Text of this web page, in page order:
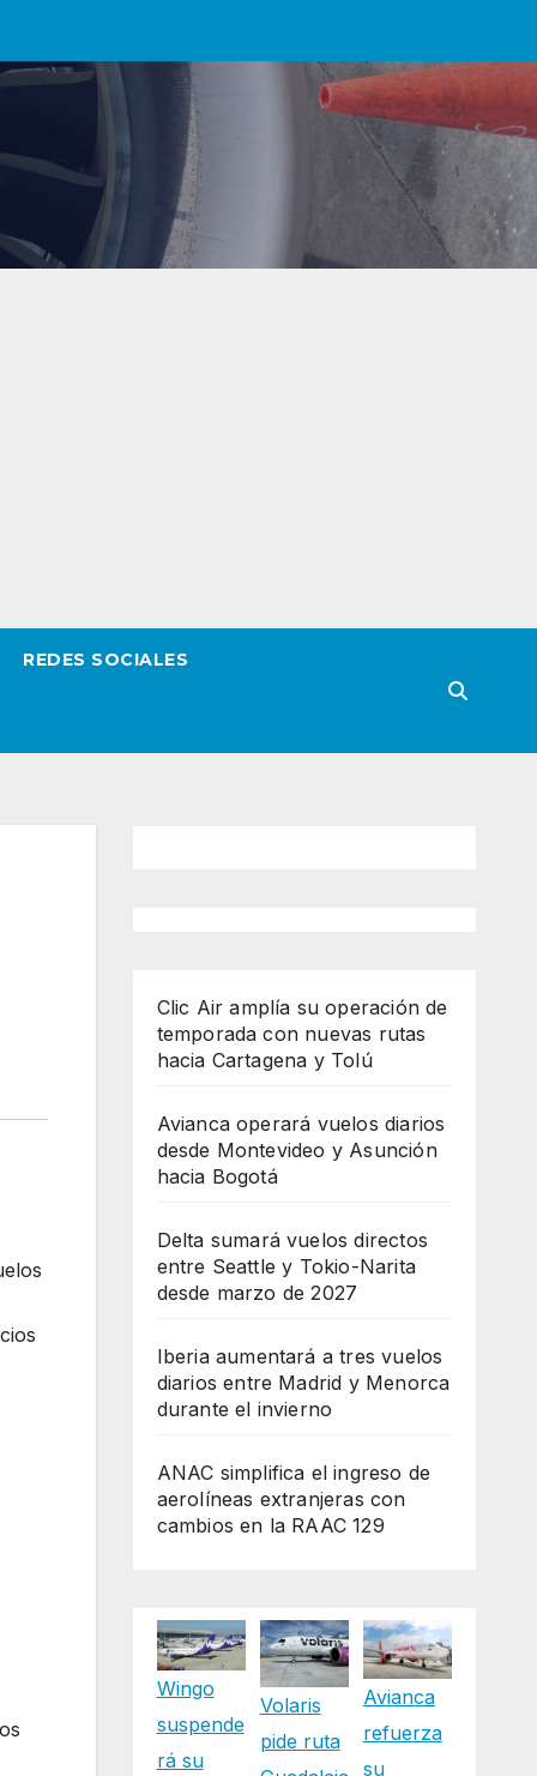
REDES SOCIALES
Clic Air amplía su operación de
temporada con nuevas rutas
hacia Cartagena y Tolú
Avianca operará vuelos diarios
desde Montevideo y Asunción
hacia Bogotá
Delta sumará vuelos directos
entre Seattle y Tokio-Narita
desde marzo de 2027
Iberia aumentará a tres vuelos
diarios entre Madrid y Menorca
durante el invierno
ANAC simplifica el ingreso de
aerolíneas extranjeras con
cambios en la RAAC 129
Wingo
suspende
rá su
Volaris
pide ruta
Avianca
refuerza
su